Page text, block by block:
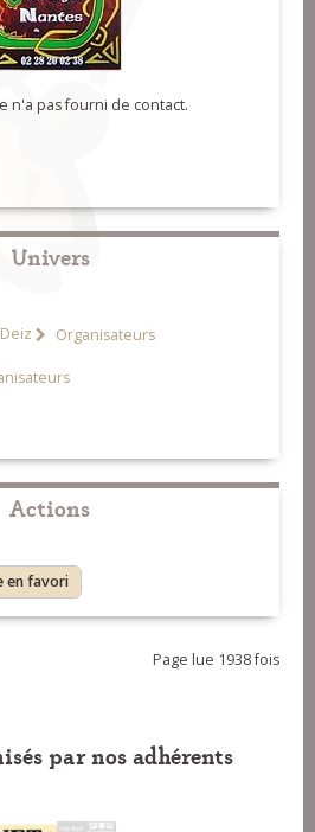
n'a pas fourni de contact.
Univers
Organisateurs
Actions
en favori
Page lue 1938 fois
par nos adhérents